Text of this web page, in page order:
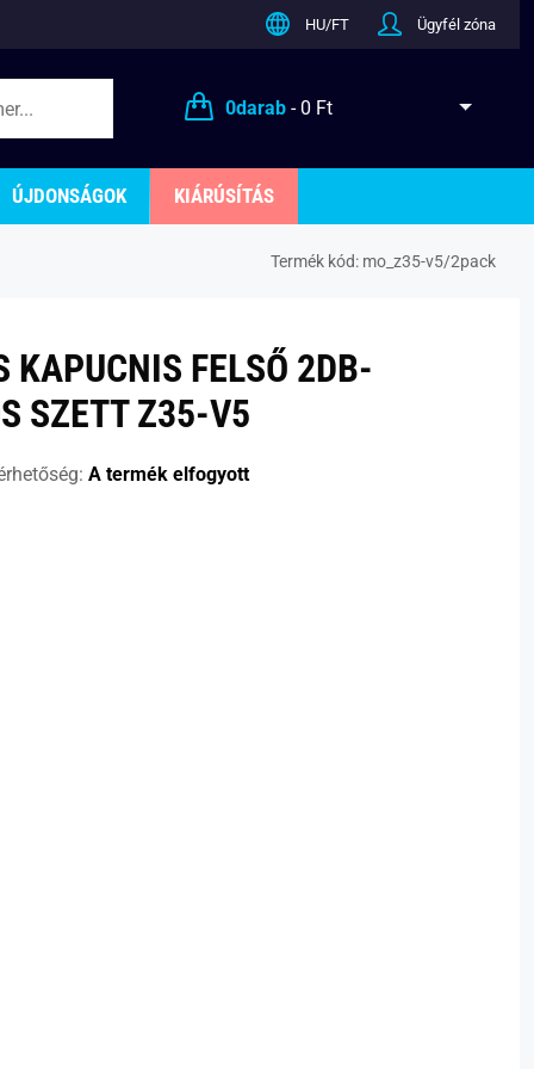
HU/FT Ügyfél zóna
0darab- 0 Ft
ÚJDONSÁGOK KIÁRÚSÍTÁS
Termék kód: mo_z35-v5/2pack
KAPUCNIS FELSŐ 2DB-
SZETT Z35-V5
A termék elfogyott